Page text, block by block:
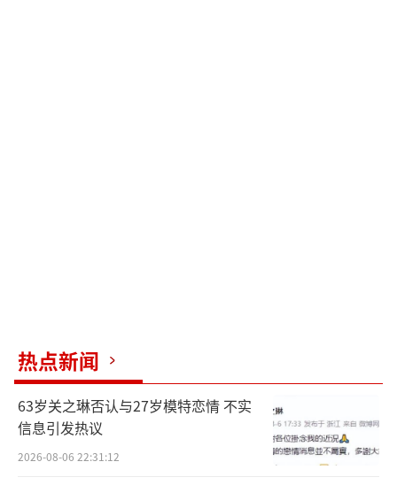
影视文化公司，他们始终坚持“互联网思
维”和“专业电影品质”，立志为大众带
来“好口碑、好制作、好故事”的三好影视精
品，此次搭档《千金丫环》《步步为陷》《独
女君未见》等多部爆款短剧宣传的“营销黑
热点新闻
63岁关之琳否认与27岁模特恋情 不实
信息引发热议
2026-08-06 22:31:12